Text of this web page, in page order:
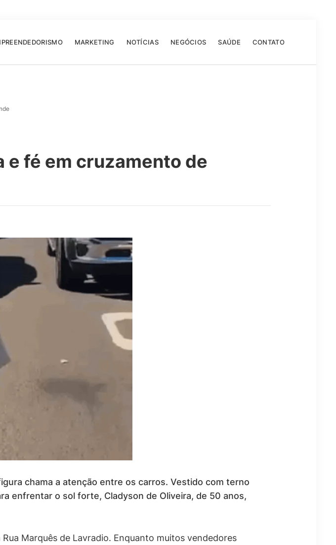
MARKETING NOTÍCIAS NEGÓCIOS SAÚDE CONTATO
e fé em cruzamento de
chama a atenção entre os carros. Vestido com terno
enfrentar o sol forte, Cladyson de Oliveira, de 50 anos,
Marquês de Lavradio. Enquanto muitos vendedores